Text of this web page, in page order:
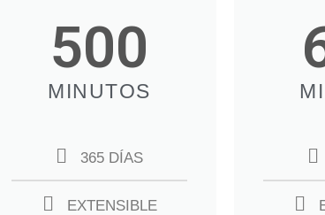
500
MINUTOS
365 DÍAS
EXTENSIBLE